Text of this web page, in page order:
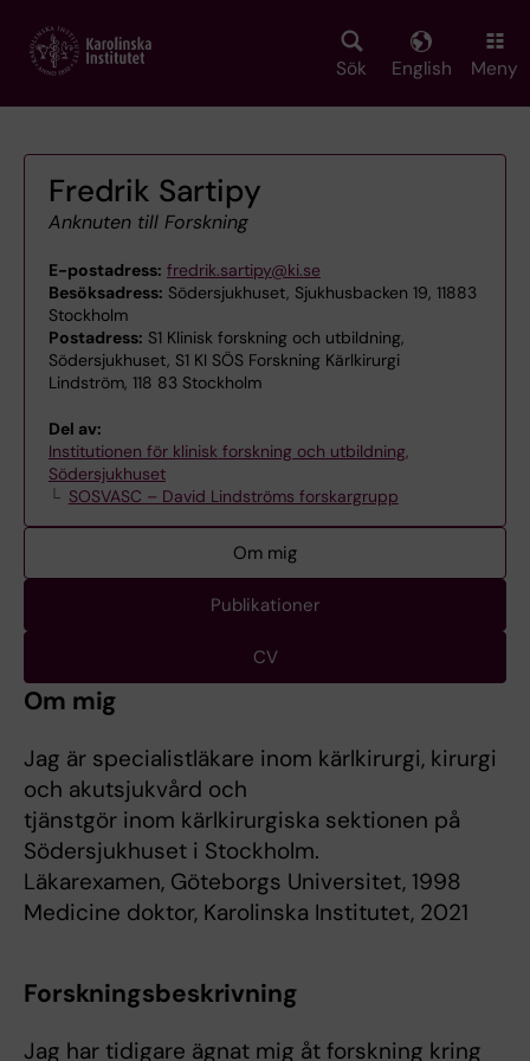
main
Sök English Meny
Fredrik Sartipy
Anknuten till Forskning
E-postadress: fredrik.sartipy@ki.se
Besöksadress: Södersjukhuset, Sjukhusbacken 19, 11883
Stockholm
Postadress: S1 Klinisk forskning och utbildning,
Södersjukhuset, S1 KI SÖS Forskning Kärlkirurgi
Lindström, 118 83 Stockholm
Del av:
Institutionen för klinisk forskning och utbildning,
Södersjukhuset
SOSVASC – David Lindströms forskargrupp
Om mig
Publikationer
CV
Om mig
Jag är specialistläkare inom kärlkirurgi, kirurgi
och akutsjukvård och
tjänstgör inom kärlkirurgiska sektionen på
Södersjukhuset i Stockholm.
Läkarexamen, Göteborgs Universitet, 1998
Medicine doktor, Karolinska Institutet, 2021
Forskningsbeskrivning
Jag har tidigare ägnat mig åt forskning kring